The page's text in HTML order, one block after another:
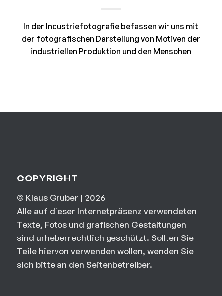
In der Industriefotografie befassen wir uns mit
der fotografischen Darstellung von Motiven der
industriellen Produktion und den Menschen
COPYRIGHT
© Klaus Gruber | 2026
Alle auf dieser Internetpräsenz verwendeten
Texte, Fotos und grafischen Gestaltungen
sind urheberrechtlich geschützt. Sollten Sie
Teile hiervon verwenden wollen, wenden Sie
sich bitte an den Seitenbetreiber.